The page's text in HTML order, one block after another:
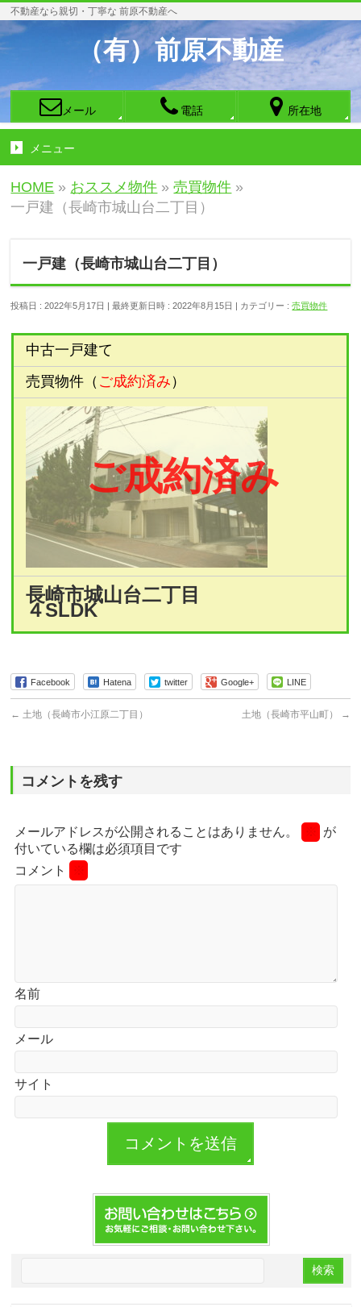
不動産なら親切・丁寧な 前原不動産へ
（有）前原不動産
メール 電話 所在地
メニュー
HOME » おススメ物件 » 売買物件 »
一戸建（長崎市城山台二丁目）
一戸建（長崎市城山台二丁目）
投稿日 : 2022年5月17日 最終更新日時 : 2022年8月15日 カテゴリー :売買物件
中古一戸建て
売買物件（ ご成約済み ）
ご成約済み
長崎市城山台二丁目
４SLDK
Facebook Hatena twitter Google+ LINE
← 土地（長崎市小江原二丁目） 土地（長崎市平山町） →
コメントを残す
メールアドレスが公開されることはありません。 ※
が
付いている欄は必須項目です
コメント
※
名前
メール
サイト